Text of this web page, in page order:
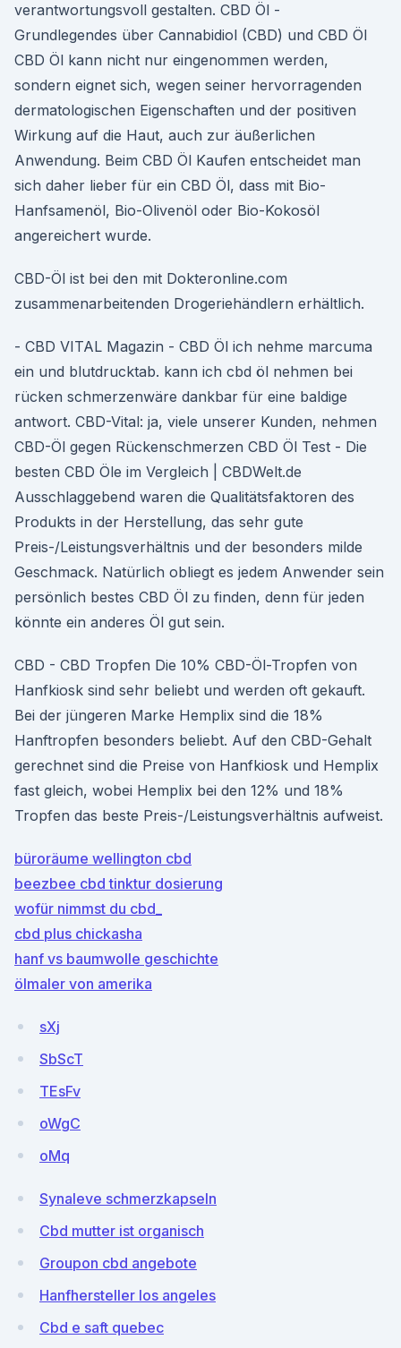
verantwortungsvoll gestalten. CBD Öl -
Grundlegendes über Cannabidiol (CBD) und CBD Öl
CBD Öl kann nicht nur eingenommen werden,
sondern eignet sich, wegen seiner hervorragenden
dermatologischen Eigenschaften und der positiven
Wirkung auf die Haut, auch zur äußerlichen
Anwendung. Beim CBD Öl Kaufen entscheidet man
sich daher lieber für ein CBD Öl, dass mit Bio-
Hanfsamenöl, Bio-Olivenöl oder Bio-Kokosöl
angereichert wurde.
CBD-Öl ist bei den mit Dokteronline.com
zusammenarbeitenden Drogeriehändlern erhältlich.
- CBD VITAL Magazin - CBD Öl ich nehme marcuma
ein und blutdrucktab. kann ich cbd öl nehmen bei
rücken schmerzenwäre dankbar für eine baldige
antwort. CBD-Vital: ja, viele unserer Kunden, nehmen
CBD-Öl gegen Rückenschmerzen CBD Öl Test - Die
besten CBD Öle im Vergleich | CBDWelt.de
Ausschlaggebend waren die Qualitätsfaktoren des
Produkts in der Herstellung, das sehr gute
Preis-/Leistungsverhältnis und der besonders milde
Geschmack. Natürlich obliegt es jedem Anwender sein
persönlich bestes CBD Öl zu finden, denn für jeden
könnte ein anderes Öl gut sein.
CBD - CBD Tropfen Die 10% CBD-Öl-Tropfen von
Hanfkiosk sind sehr beliebt und werden oft gekauft.
Bei der jüngeren Marke Hemplix sind die 18%
Hanftropfen besonders beliebt. Auf den CBD-Gehalt
gerechnet sind die Preise von Hanfkiosk und Hemplix
fast gleich, wobei Hemplix bei den 12% und 18%
Tropfen das beste Preis-/Leistungsverhältnis aufweist.
büroräume wellington cbd
beezbee cbd tinktur dosierung
wofür nimmst du cbd_
cbd plus chickasha
hanf vs baumwolle geschichte
ölmaler von amerika
sXj
SbScT
TEsFv
oWgC
oMq
Synaleve schmerzkapseln
Cbd mutter ist organisch
Groupon cbd angebote
Hanfhersteller los angeles
Cbd e saft quebec